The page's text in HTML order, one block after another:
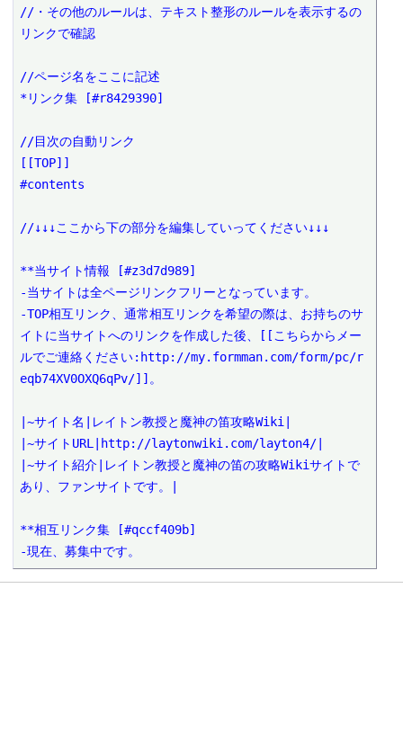
//・その他のルールは、テキスト整形のルールを表示するの
リンクで確認
//ページ名をここに記述
*リンク集 [#r8429390]
//目次の自動リンク
[[TOP]]
#contents
//↓↓↓ここから下の部分を編集していってください↓↓↓
**当サイト情報 [#z3d7d989]
-当サイトは全ページリンクフリーとなっています。
-TOP相互リンク、通常相互リンクを希望の際は、お持ちのサ
イトに当サイトへのリンクを作成した後、[[こちらからメー
ルでご連絡ください:http://my.formman.com/form/pc/r
eqb74XV0OXQ6qPv/]]。
|~サイト名|レイトン教授と魔神の笛攻略Wiki|
|~サイトURL|http://laytonwiki.com/layton4/|
|~サイト紹介|レイトン教授と魔神の笛の攻略Wikiサイトで
あり、ファンサイトです。|
**相互リンク集 [#qccf409b]
-現在、募集中です。